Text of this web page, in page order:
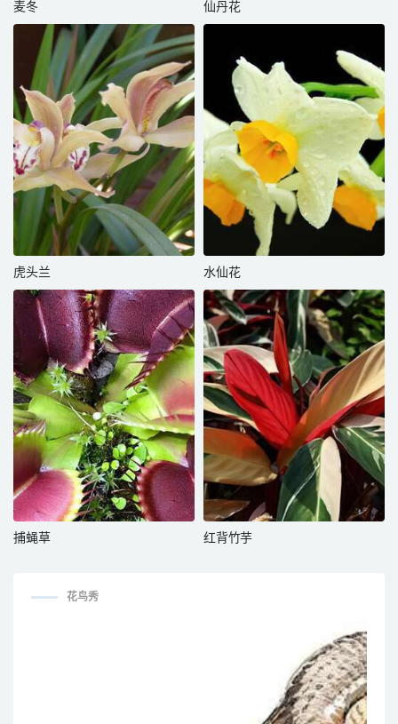
麦冬 仙丹花
虎头兰 水仙花
捕蝇草 红背竹芋
花鸟秀